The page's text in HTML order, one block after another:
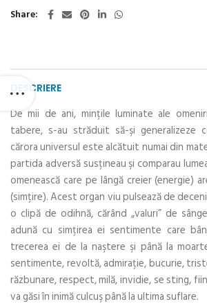
Share
DESCRIERE
De mii de ani, minţile luminate ale
tabere, s-au străduit să-şi generalizeze
cărora universul este alcătuit numai din
partida adversă susţineau şi comparau
omenească care pe lângă creier (energie)
(simţire). Acest organ viu pulsează de
o clipă de odihnă, cărând „valuri” de
adună cu simţirea ei sentimente care
trecerea ei de la naştere şi până la
sentimente, revoltă, admiraţie, bucurie,
răzbunare, respect, milă, invidie, se sting,
va găsi în inimă culcuş până la ultima suflare.